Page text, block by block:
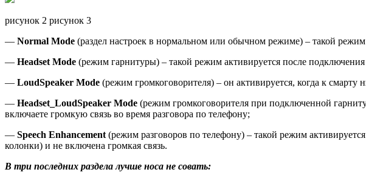
рисунок 2 рисунок 3
— Normal Mode (раздел настроек в нормальном или обычном режиме) – такой
— Headset Mode (режим гарнитуры) – такой режим активируется после
— LoudSpeaker Mode (режим громкоговорителя) – он активируется, когда к
— Headset_LoudSpeaker Mode (режим громкоговорителя при подключенной
включаете громкую связь во время разговора по телефону;
— Speech Enhancement(режим разговоров по телефону) – такой режим
колонки) и не включена громкая связь.
В три последних раздела лучше носа не совать: